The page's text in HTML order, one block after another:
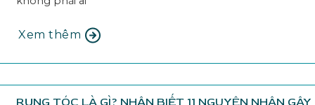
Xem thêm
RỤNG TÓC LÀ GÌ? NHẬN BIẾT 11 NGUYÊN NHÂN GÂY